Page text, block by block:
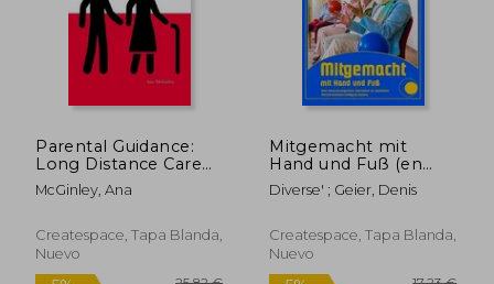
5%
dcto.
5%
dcto.
Parental Guidance:
Long Distance Care
for Aging Parents (en
Inglés)
McGinley, Ana
Createspace, Tapa Blanda,
Nuevo
Mitgemacht mit
Hand und Fuß (en
Alemán)
Diverse' ; Geier, Denis
Createspace, Tapa Blanda,
Nuevo